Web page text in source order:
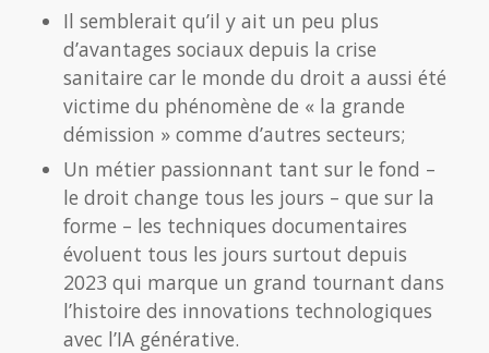
Il semblerait qu’il y ait un peu plus
d’avantages sociaux depuis la crise
sanitaire car le monde du droit a aussi été
victime du phénomène de « la grande
démission » comme d’autres secteurs;
Un métier passionnant tant sur le fond –
le droit change tous les jours – que sur la
forme – les techniques documentaires
évoluent tous les jours surtout depuis
2023 qui marque un grand tournant dans
l’histoire des innovations technologiques
avec l’IA générative.